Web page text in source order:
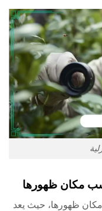
مكان ظهورها
مكان ظهورها، حيث يعد